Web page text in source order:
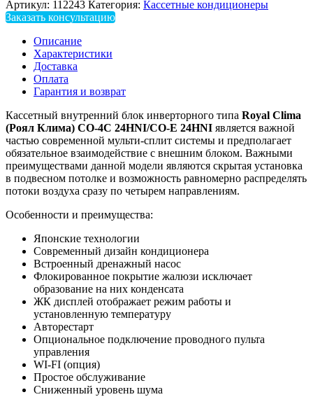
Артикул: 112243 Категория: Кассетные кондиционеры
Заказать консультацию
Описание
Характеристики
Доставка
Оплата
Гарантия и возврат
Кассетный внутренний блок инверторного типа Royal Clima
(Роял Клима) CO-4C 24HNI/CO-E 24HNI является важной
частью современной мульти-сплит системы и предполагает
обязательное взаимодействие с внешним блоком. Важными
преимуществами данной модели являются скрытая установка
в подвесном потолке и возможность равномерно распределять
потоки воздуха сразу по четырем направлениям.
Особенности и преимущества:
Японские технологии
Современный дизайн кондиционера
Встроенный дренажный насос
Флокированное покрытие жалюзи исключает
образование на них конденсата
ЖК дисплей отображает режим работы и
установленную температуру
Авторестарт
Опциональное подключение проводного пульта
управления
WI-FI (опция)
Простое обслуживание
Сниженный уровень шума